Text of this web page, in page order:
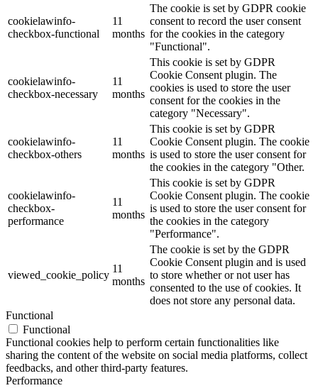
cookielawinfo-
checkbox-functional
11
months
The cookie is set by GDPR cookie
consent to record the user consent
for the cookies in the category
"Functional".
cookielawinfo-
checkbox-necessary
11
months
This cookie is set by GDPR
Cookie Consent plugin. The
cookies is used to store the user
consent for the cookies in the
category "Necessary".
cookielawinfo-
checkbox-others
11
months
This cookie is set by GDPR
Cookie Consent plugin. The cookie
is used to store the user consent for
the cookies in the category "Other.
cookielawinfo-
checkbox-
performance
11
months
This cookie is set by GDPR
Cookie Consent plugin. The cookie
is used to store the user consent for
the cookies in the category
"Performance".
viewed_cookie_policy
11
months
The cookie is set by the GDPR
Cookie Consent plugin and is used
to store whether or not user has
consented to the use of cookies. It
does not store any personal data.
Functional
Functional
Functional cookies help to perform certain functionalities like
sharing the content of the website on social media platforms, collect
feedbacks, and other third-party features.
Performance